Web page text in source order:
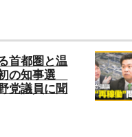
首都圏と温
の知事選
党議員に聞